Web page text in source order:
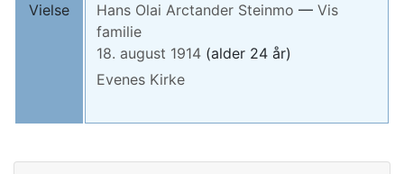
Vielse Hans Olai Arctander Steinmo — Vis
familie
18. august 1914 (alder 24 år)
Evenes Kirke